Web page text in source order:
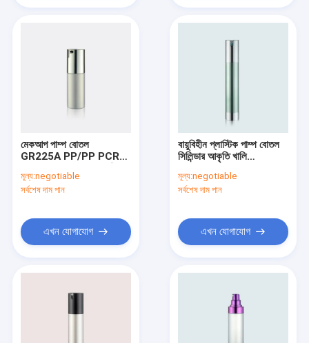
মেকআপ পাম্প বোতল
GR225A PP/PP PCR
স্ন্যাপ চালু
মূল্য:negotiable
সর্বশেষ দাম পান
এখন যোগাযোগ
বায়ুবিহীন প্লাস্টিক পাম্প বোতল
সিলিন্ডার আকৃতি খালি
মূল্য:negotiable
সর্বশেষ দাম পান
এখন যোগাযোগ